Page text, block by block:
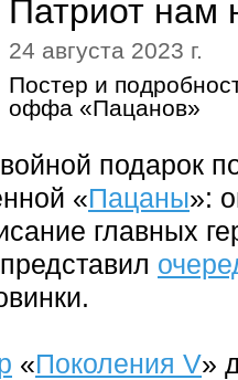
Патриот нам
24 августа 2023 г.
Постер и
оффа «Пацанов»
подарок
«Пацаны»:
главных
«Поколения V»